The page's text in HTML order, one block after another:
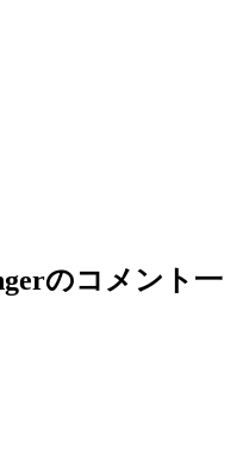
のコメント一